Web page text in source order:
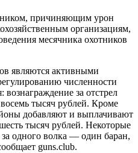
причиняющим урон
организациям,
месячника охотников
являются активными
численности
вознаграждение за отстрел
тысяч рублей. Кроме
добавляют и выплачивают
тысяч рублей. Некоторые
одного волка — один баран,
guns.club.